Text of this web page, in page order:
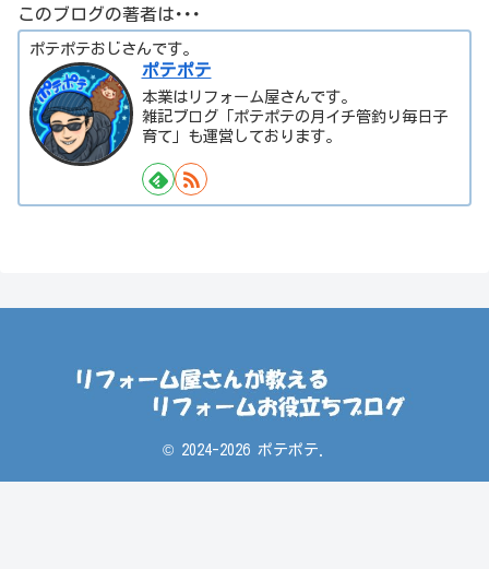
このブログの著者は･･･
ポテポテおじさんです。
ポテポテ
本業はリフォーム屋さんです。
雑記ブログ「ポテポテの月イチ管釣り毎日子
育て」も運営しております。
© 2024-2026 ポテポテ.